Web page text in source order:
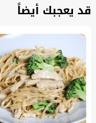
قد يعجبك أيضاً